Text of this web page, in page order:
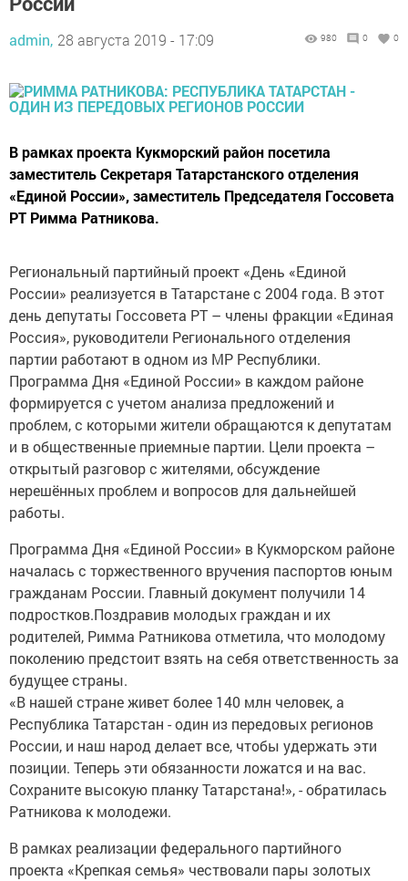
admin, 28 августа 2019 - 17:09 980 0 0
В рамках проекта Кукморский район посетила
заместитель Секретаря Татарстанского отделения
«Единой России», заместитель Председателя Госсовета
РТ Римма Ратникова.
Региональный партийный проект «День «Единой
России» реализуется в Татарстане с 2004 года. В этот
день депутаты Госсовета РТ – члены фракции «Единая
Россия», руководители Регионального отделения
партии работают в одном из МР Республики.
Программа Дня «Единой России» в каждом районе
формируется с учетом анализа предложений и
проблем, с которыми жители обращаются к депутатам
и в общественные приемные партии. Цели проекта –
открытый разговор с жителями, обсуждение
нерешённых проблем и вопросов для дальнейшей
работы.
Программа Дня «Единой России» в Кукморском районе
началась с торжественного вручения паспортов юным
гражданам России. Главный документ получили 14
подростков.Поздравив молодых граждан и их
родителей, Римма Ратникова отметила, что молодому
поколению предстоит взять на себя ответственность за
будущее страны.
«В нашей стране живет более 140 млн человек, а
Республика Татарстан - один из передовых регионов
России, и наш народ делает все, чтобы удержать эти
позиции. Теперь эти обязанности ложатся и на вас.
Сохраните высокую планку Татарстана!», - обратилась
Ратникова к молодежи.
В рамках реализации федерального партийного
проекта «Крепкая семья» чествовали пары золотых